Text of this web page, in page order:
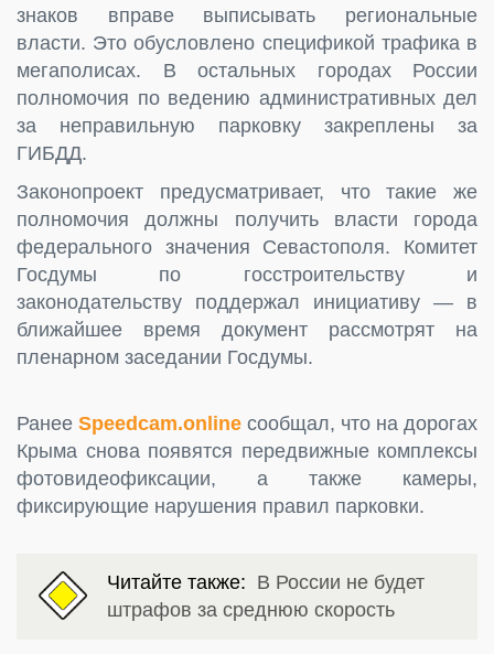
знаков вправе выписывать региональные
власти. Это обусловлено спецификой трафика в
мегаполисах. В остальных городах России
полномочия по ведению административных дел
за неправильную парковку закреплены за
ГИБДД.
Законопроект предусматривает, что такие же
полномочия должны получить власти города
федерального значения Севастополя. Комитет
Госдумы по госстроительству и
законодательству поддержал инициативу — в
ближайшее время документ рассмотрят на
пленарном заседании Госдумы.
Ранее Speedcam.online сообщал, что на дорогах
Крыма снова появятся передвижные комплексы
фотовидеофиксации, а также камеры,
фиксирующие нарушения правил парковки.
Читайте также: В России не будет
штрафов за среднюю скорость